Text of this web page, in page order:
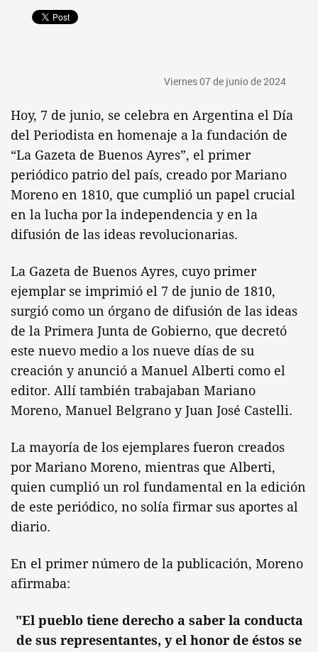
Viernes 07 de junio de 2024
Hoy, 7 de junio, se celebra en Argentina el Día
del Periodista en homenaje a la fundación de
“La Gazeta de Buenos Ayres”, el primer
periódico patrio del país, creado por Mariano
Moreno en 1810, que cumplió un papel crucial
en la lucha por la independencia y en la
difusión de las ideas revolucionarias.
La Gazeta de Buenos Ayres, cuyo primer
ejemplar se imprimió el 7 de junio de 1810,
surgió como un órgano de difusión de las ideas
de la Primera Junta de Gobierno, que decretó
este nuevo medio a los nueve días de su
creación y anunció a Manuel Alberti como el
editor. Allí también trabajaban Mariano
Moreno, Manuel Belgrano y Juan José Castelli.
La mayoría de los ejemplares fueron creados
por Mariano Moreno, mientras que Alberti,
quien cumplió un rol fundamental en la edición
de este periódico, no solía firmar sus aportes al
diario.
En el primer número de la publicación, Moreno
afirmaba:
"El pueblo tiene derecho a saber la conducta
de sus representantes, y el honor de éstos se